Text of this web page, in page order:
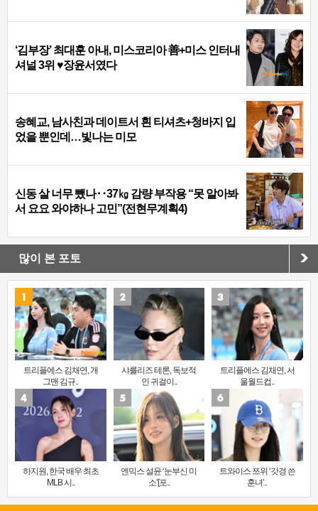
‘김부장’ 최대훈 아내, 미스코리아 善+미스 인터내
셔널 3위 ♥장윤서였다
송혜교, 남사친과 데이트서 흰 티셔츠+청바지 입
었을 뿐인데…빛나는 미모
신동 살 너무 뺐나‥37㎏ 감량 부작용 “못 알아봐
서 요요 와야하나 고민”(전현무계획4)
많이 본 포토
트리플에스 김채연, 개
그맨 김규..
샤를리즈 테론, 독보적
인 귀걸이..
트리플에스 김채연, 서
울월드컵..
하지원, 한국 배우 최초
MLB 시..
엔믹스 설윤 ‘눈부신 미
소’[포..
트와이스 쯔위 ‘갓경 쓴
훈녀’..